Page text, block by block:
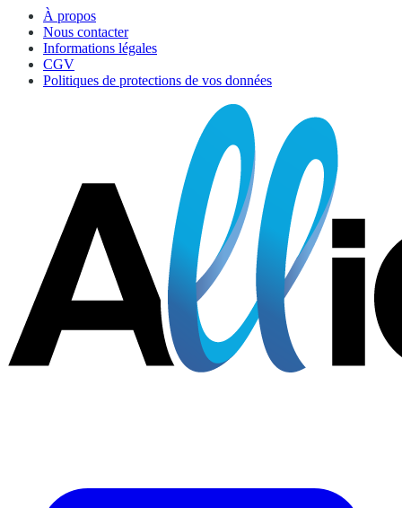
À propos
Nous contacter
Informations légales
CGV
Politiques de protections de vos données